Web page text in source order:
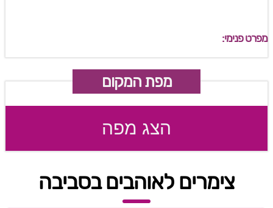
מפרט פנימי:
מפת המקום
הצג מפה
צימרים לאוהבים בסביבה